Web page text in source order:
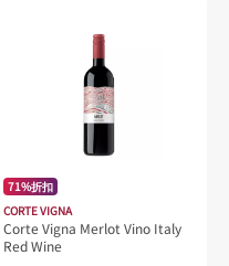
71%折扣
CORTE VIGNA
Corte Vigna Merlot Vino Italy
Red Wine